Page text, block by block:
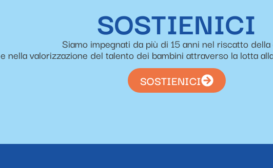
SOSTIENICI
Siamo impegnati da più di 15 anni nel riscatto
e nella valorizzazione del talento dei bambini attraverso la lotta
SOSTIENICI